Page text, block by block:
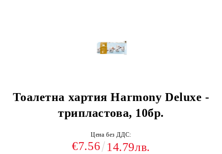
Тоалетна хартия Harmony Deluxe -
трипластова, 10бр.
Цена без ДДС:
€7.56 14.79лв.